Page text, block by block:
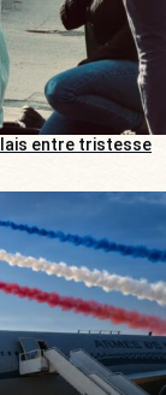
entre tristesse